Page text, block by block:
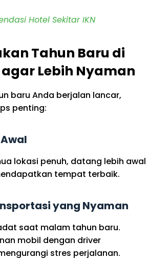
Hotel Sekitar IKN
Tahun Baru di
Lebih Nyaman
baru Anda berjalan lancar,
penting:
lokasi penuh, datang lebih awal
tempat terbaik.
yang Nyaman
saat malam tahun baru.
mobil dengan driver
stres perjalanan.